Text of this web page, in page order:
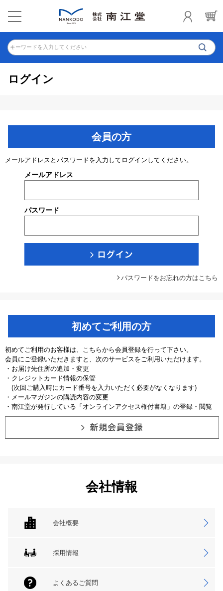
キーワードを入力してください
ログイン
会員の方
メールアドレスとパスワードを入力してログインしてください。
メールアドレス
パスワード
パスワードをお忘れの方はこちら
初めてご利用の方
初めてご利用のお客様は、こちらから会員登録を行って下さい。
会員にご登録いただきますと、次のサービスをご利用いただけます。
・お届け先住所の追加・変更
・クレジットカード情報の保管
(次回ご購入時にカード番号を入力いただく必要がなくなります)
・メールマガジンの購読内容の変更
・南江堂が発行している「オンラインアクセス権付書籍」の登録・閲覧
会社情報
会社概要
採用情報
よくあるご質問